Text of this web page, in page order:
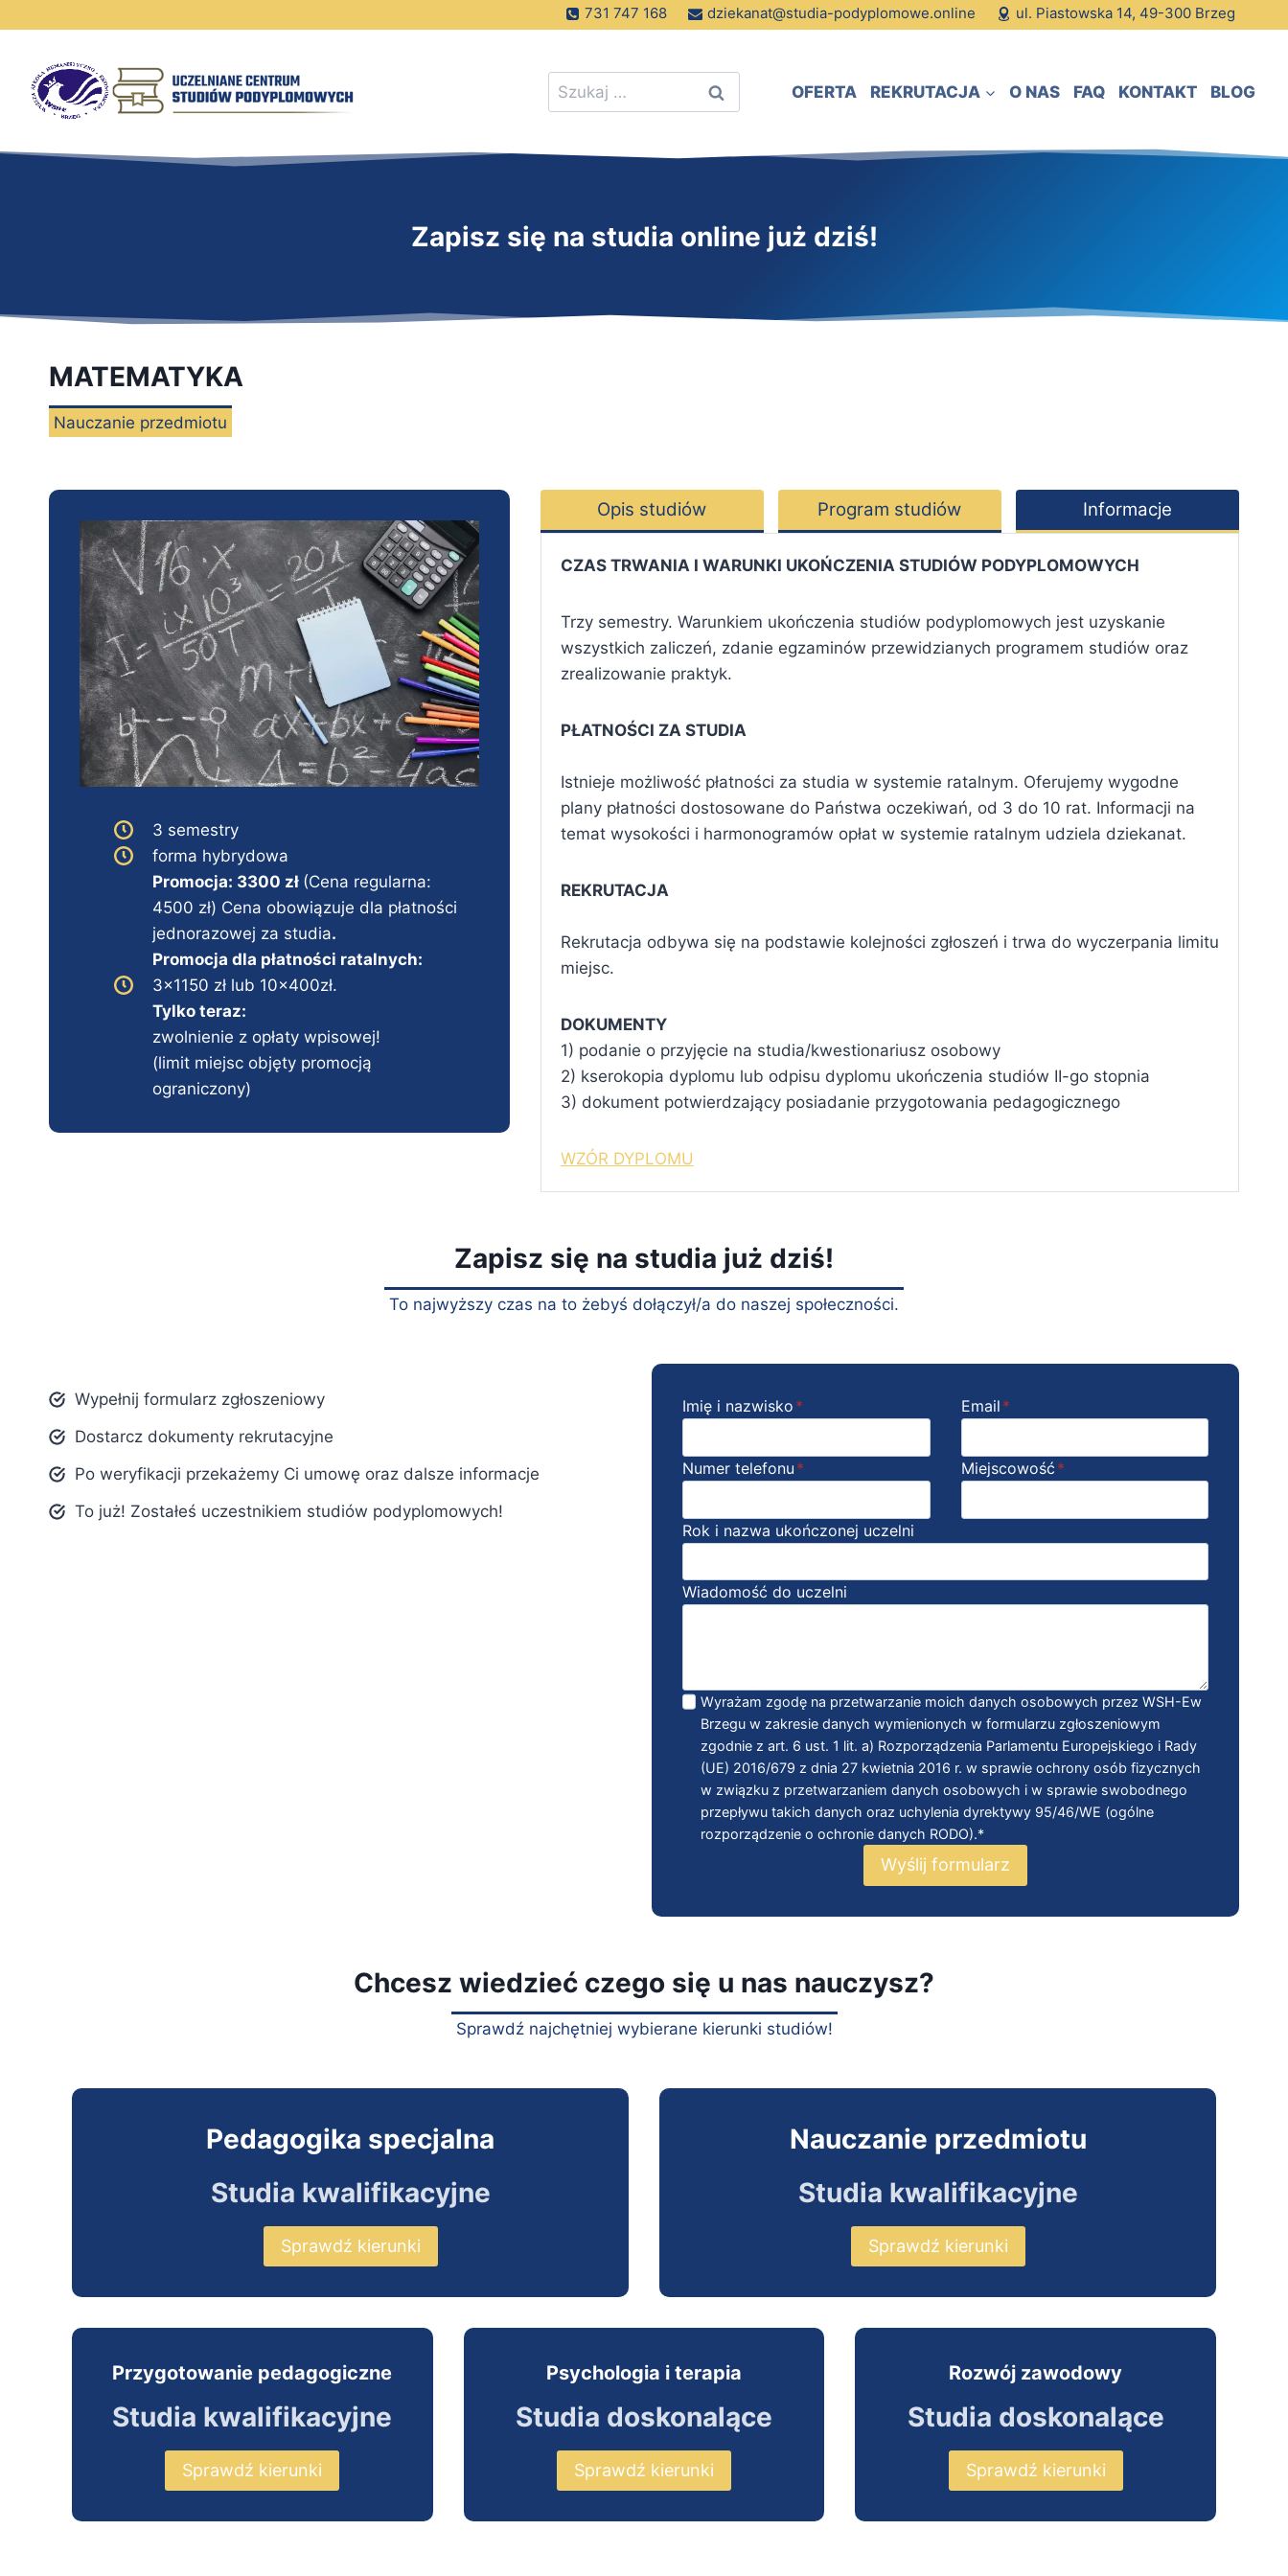
731 747 168 dziekanat@studia-podyplomowe.online ul. Piastowska 14, 49-300 Brzeg
Szukaj: OFERTA REKRUTACJA O NAS FAQ KONTAKT BLOG
Zapisz się na studia online już dziś!
MATEMATYKA
Nauczanie przedmiotu
3 semestry
forma hybrydowa
Promocja: 3300 zł (Cena regularna:
4500 zł) Cena obowiązuje dla płatności
jednorazowej za studia.
Promocja dla płatności ratalnych:
3×1150 zł lub 10x400zł.
Tylko teraz:
zwolnienie z opłaty wpisowej!
(limit miejsc objęty promocją
ograniczony)
Opis studiów Program studiów Informacje
CZAS TRWANIA I WARUNKI UKOŃCZENIA STUDIÓW PODYPLOMOWYCH
Trzy semestry. Warunkiem ukończenia studiów podyplomowych jest uzyskanie
wszystkich zaliczeń, zdanie egzaminów przewidzianych programem studiów oraz
zrealizowanie praktyk.
PŁATNOŚCI ZA STUDIA
Istnieje możliwość płatności za studia w systemie ratalnym. Oferujemy wygodne
plany płatności dostosowane do Państwa oczekiwań, od 3 do 10 rat. Informacji na
temat wysokości i harmonogramów opłat w systemie ratalnym udziela dziekanat.
REKRUTACJA
Rekrutacja odbywa się na podstawie kolejności zgłoszeń i trwa do wyczerpania limitu
miejsc.
DOKUMENTY
1) podanie o przyjęcie na studia/kwestionariusz osobowy
2) kserokopia dyplomu lub odpisu dyplomu ukończenia studiów II-go stopnia
3) dokument potwierdzający posiadanie przygotowania pedagogicznego
WZÓR DYPLOMU
Zapisz się na studia już dziś!
To najwyższy czas na to żebyś dołączył/a do naszej społeczności.
Wypełnij formularz zgłoszeniowy
Dostarcz dokumenty rekrutacyjne
Po weryfikacji przekażemy Ci umowę oraz dalsze informacje
To już! Zostałeś uczestnikiem studiów podyplomowych!
Imię i nazwisko *
Numer telefonu *
Email *
Miejscowość *
Rok i nazwa ukończonej uczelni
Wiadomość do uczelni
Wyrażam zgodę na przetwarzanie moich danych osobowych przez WSH-Ew
Brzegu w zakresie danych wymienionych w formularzu zgłoszeniowym
zgodnie z art. 6 ust. 1 lit. a) Rozporządzenia Parlamentu Europejskiego i Rady
(UE) 2016/679 z dnia 27 kwietnia 2016 r. w sprawie ochrony osób fizycznych
w związku z przetwarzaniem danych osobowych i w sprawie swobodnego
przepływu takich danych oraz uchylenia dyrektywy 95/46/WE (ogólne
rozporządzenie o ochronie danych RODO).*
Wyślij formularz
Chcesz wiedzieć czego się u nas nauczysz?
Sprawdź najchętniej wybierane kierunki studiów!
Pedagogika specjalna
Studia kwalifikacyjne
Sprawdź kierunki
Nauczanie przedmiotu
Studia kwalifikacyjne
Sprawdź kierunki
Przygotowanie pedagogiczne
Studia kwalifikacyjne
Sprawdź kierunki
Psychologia i terapia
Studia doskonalące
Sprawdź kierunki
Rozwój zawodowy
Studia doskonalące
Sprawdź kierunki